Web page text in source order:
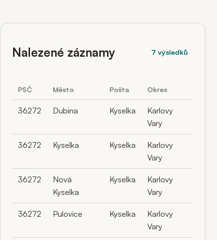
Nalezené záznamy 7 výsledků
PSČ Město Pošta Okres
36272 Dubina Kyselka
Karlovy
Vary
36272 Kyselka Kyselka
Karlovy
Vary
36272
Nová
Kyselka
Kyselka
Karlovy
Vary
36272 Pulovice Kyselka
Karlovy
Vary